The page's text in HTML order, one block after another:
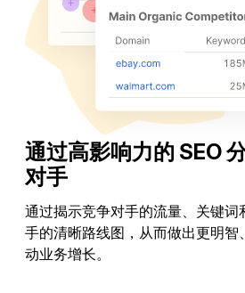
通过高影响力的 SEO
对手
通过揭示竞争对手的流量、关键词
手的清晰路线图，从而做出更明智
动业务增长。